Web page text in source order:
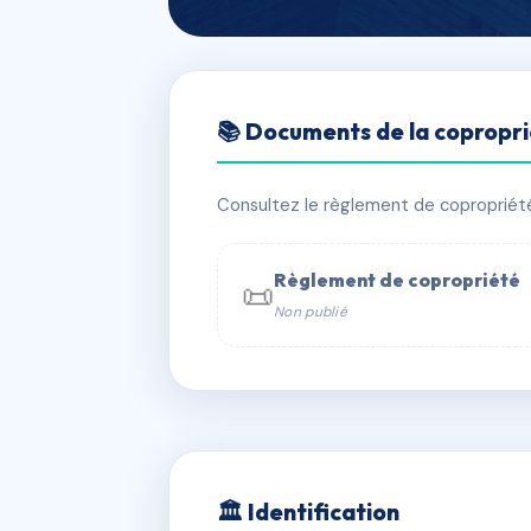
LES TUILERIES
📍 6 r des tuileries 67200 Strasbourg
📞 Contacter Syndic Digital
📚 Documents de la
Consultez le règlement de
📜Règlement de copropriété
Non publié
🏛 Identification